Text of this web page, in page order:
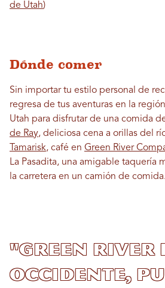
de Utah)
Dónde comer
Sin importar tu estilo personal de
regresa de tus aventuras en la
Utah para disfrutar de una comida
de Ray, deliciosa cena a orillas del
Tamarisk, café en Green River
La Pasadita, una amigable taquería
la carretera en un camión de comida.
"Green River
Occidente,